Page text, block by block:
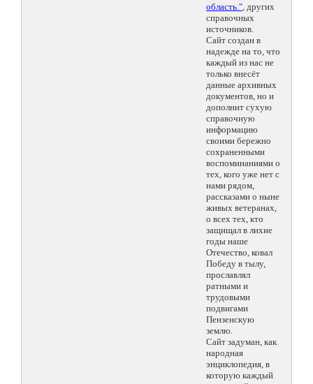
область.", других
справочных
источников.
Сайт создан в
надежде на то, что
каждый из нас не
только внесёт
данные архивных
документов, но и
дополнит сухую
справочную
информацию
своими бережно
сохраненными
воспоминаниями о
тех, кого уже нет с
нами рядом,
рассказами о ныне
живых ветеранах,
о всех тех, кто
защищал в лихие
годы наше
Отечество, ковал
Победу в тылу,
прославлял
ратными и
трудовыми
подвигами
Пензенскую
землю.
Сайт задуман, как
народная
энциклопедия, в
которую каждый